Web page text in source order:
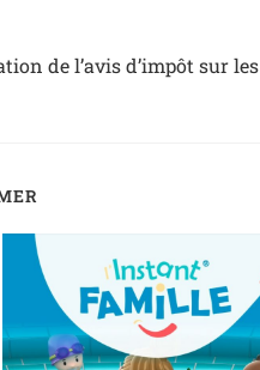
de l’avis d’impôt sur les